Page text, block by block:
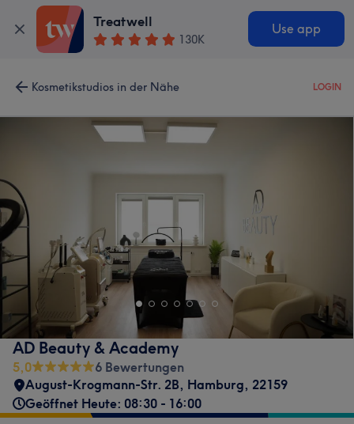
Treatwell
130K
Use app
Kosmetikstudios in der Nähe LOGIN
AD Beauty & Academy
5,0
6 Bewertungen
August-Krogmann-Str. 2B, Hamburg, 22159
Geöffnet Heute: 08:30 - 16:00